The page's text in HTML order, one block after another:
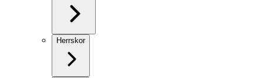
Herrskor